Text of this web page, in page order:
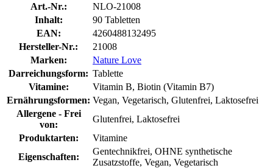
Art.-Nr.:
NLO-21008
Inhalt:
90 Tabletten
EAN:
4260488132495
Hersteller-Nr.:
21008
Marken:
Nature Love
Darreichungsform: Tablette
Vitamine:
Vitamin B, Biotin (Vitamin B7)
Ernährungsformen: Vegan, Vegetarisch, Glutenfrei, Laktosefrei
Allergene - Frei
von:
Glutenfrei, Laktosefrei
Produktarten:
Vitamine
Eigenschaften:
Gentechnikfrei, OHNE synthetische
Zusatzstoffe, Vegan, Vegetarisch